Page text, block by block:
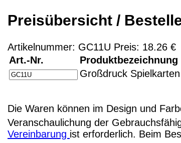
Preisübersicht /
Artikelnummer: GC11U Preis: 18.26 €
Art.-Nr.
Produktbezeichnung
Großdruck
Die Waren können im Design und
Veranschaulichung der
Vereinbarung ist erforderlich. Beim